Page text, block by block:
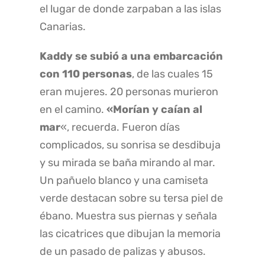
el lugar de donde zarpaban a las islas
Canarias.
Kaddy se subió a una embarcación
con 110 personas, de las cuales 15
eran mujeres. 20 personas murieron
en el camino.«Morían y caían al
mar«, recuerda. Fueron días
complicados, su sonrisa se desdibuja
y su mirada se baña mirando al mar.
Un pañuelo blanco y una camiseta
verde destacan sobre su tersa piel de
ébano. Muestra sus piernas y señala
las cicatrices que dibujan la memoria
de un pasado de palizas y abusos.